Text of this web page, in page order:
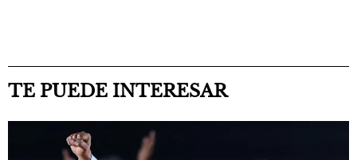
TE PUEDE INTERESAR